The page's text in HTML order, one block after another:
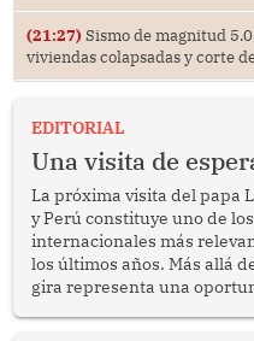
(21:27) Sismo de magnitud
viviendas colapsadas y corte
EDITORIAL
Una visita de
La próxima visita del papa
y Perú constituye uno de
internacionales más
los últimos años. Más allá
gira representa una